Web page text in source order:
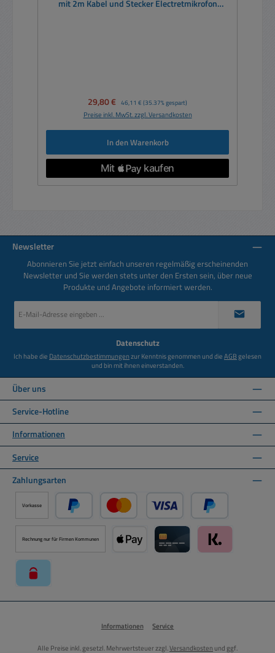
mit 2m Kabel und Stecker Electretmikrofon
Verkaufspreis:
29,80 € Regulärer Preis:
46,11 € (35.37% gespart)
Preise inkl. MwSt. zzgl. Versandkosten
In den Warenkorb
Newsletter
Abonnieren Sie jetzt einfach unseren regelmäßig erscheinenden
Newsletter und Sie werden stets unter den Ersten sein, über neue
Produkte und Angebote informiert werden.
Mail-
Datenschutz
Ich habe die Datenschutzbestimmungenzur Kenntnis genommen und dieAGBgelesen
und bin mit ihnen einverstanden.
Über uns
Service-Hotline
Informationen
Service
Zahlungsarten
Vorkasse
PayPal Kredit- oder Debitkarte über PayPal
Später Bezahlen
Rechnung nur für Firmen Kommunen
Informationen Service
Alle Preise inkl. gesetzl. Mehrwertsteuer zzgl.Versandkosten und ggf.